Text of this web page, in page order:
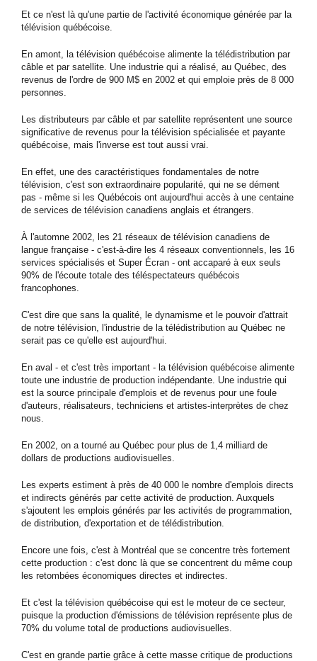
Et ce n'est là qu'une partie de l'activité économique générée par la
télévision québécoise.
En amont, la télévision québécoise alimente la télédistribution par
câble et par satellite. Une industrie qui a réalisé, au Québec, des
revenus de l'ordre de 900 M$ en 2002 et qui emploie près de 8 000
personnes.
Les distributeurs par câble et par satellite représentent une source
significative de revenus pour la télévision spécialisée et payante
québécoise, mais l'inverse est tout aussi vrai.
En effet, une des caractéristiques fondamentales de notre
télévision, c'est son extraordinaire popularité, qui ne se dément
pas - même si les Québécois ont aujourd'hui accès à une centaine
de services de télévision canadiens anglais et étrangers.
À l'automne 2002, les 21 réseaux de télévision canadiens de
langue française - c'est-à-dire les 4 réseaux conventionnels, les 16
services spécialisés et Super Écran - ont accaparé à eux seuls
90% de l'écoute totale des téléspectateurs québécois
francophones.
C'est dire que sans la qualité, le dynamisme et le pouvoir d'attrait
de notre télévision, l'industrie de la télédistribution au Québec ne
serait pas ce qu'elle est aujourd'hui.
En aval - et c'est très important - la télévision québécoise alimente
toute une industrie de production indépendante. Une industrie qui
est la source principale d'emplois et de revenus pour une foule
d'auteurs, réalisateurs, techniciens et artistes-interprètes de chez
nous.
En 2002, on a tourné au Québec pour plus de 1,4 milliard de
dollars de productions audiovisuelles.
Les experts estiment à près de 40 000 le nombre d'emplois directs
et indirects générés par cette activité de production. Auxquels
s'ajoutent les emplois générés par les activités de programmation,
de distribution, d'exportation et de télédistribution.
Encore une fois, c'est à Montréal que se concentre très fortement
cette production : c'est donc là que se concentrent du même coup
les retombées économiques directes et indirectes.
Et c'est la télévision québécoise qui est le moteur de ce secteur,
puisque la production d'émissions de télévision représente plus de
70% du volume total de productions audiovisuelles.
C'est en grande partie grâce à cette masse critique de productions